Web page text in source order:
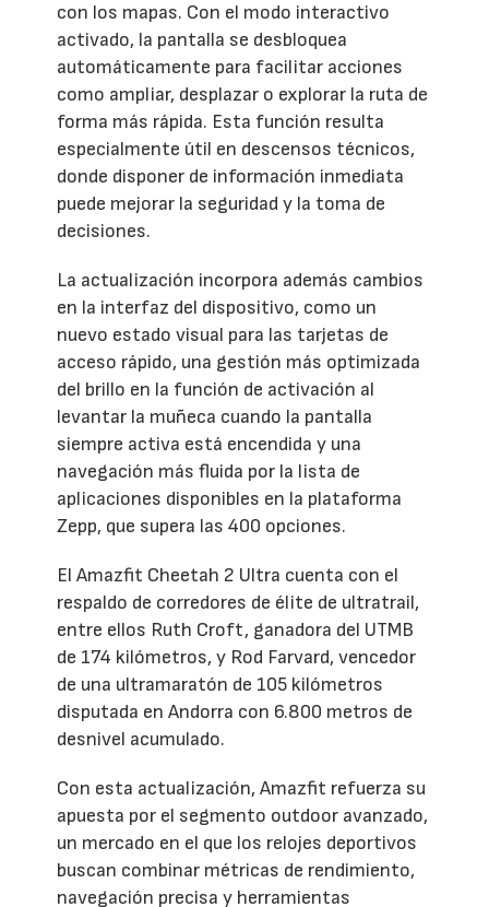
con los mapas. Con el modo interactivo
activado, la pantalla se desbloquea
automáticamente para facilitar acciones
como ampliar, desplazar o explorar la ruta de
forma más rápida. Esta función resulta
especialmente útil en descensos técnicos,
donde disponer de información inmediata
puede mejorar la seguridad y la toma de
decisiones.
La actualización incorpora además cambios
en la interfaz del dispositivo, como un
nuevo estado visual para las tarjetas de
acceso rápido, una gestión más optimizada
del brillo en la función de activación al
levantar la muñeca cuando la pantalla
siempre activa está encendida y una
navegación más fluida por la lista de
aplicaciones disponibles en la plataforma
Zepp, que supera las 400 opciones.
El Amazfit Cheetah 2 Ultra cuenta con el
respaldo de corredores de élite de ultratrail,
entre ellos Ruth Croft, ganadora del UTMB
de 174 kilómetros, y Rod Farvard, vencedor
de una ultramaratón de 105 kilómetros
disputada en Andorra con 6.800 metros de
desnivel acumulado.
Con esta actualización, Amazfit refuerza su
apuesta por el segmento outdoor avanzado,
un mercado en el que los relojes deportivos
buscan combinar métricas de rendimiento,
navegación precisa y herramientas